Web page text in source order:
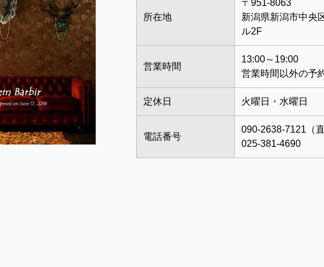
所在地
〒951-8063
新潟県新潟市中央
ル2F
営業時間
13:00～19:00
営業時間以外の予
定休日 火曜日・水曜日
電話番号
090-2638-7121（
025-381-4690